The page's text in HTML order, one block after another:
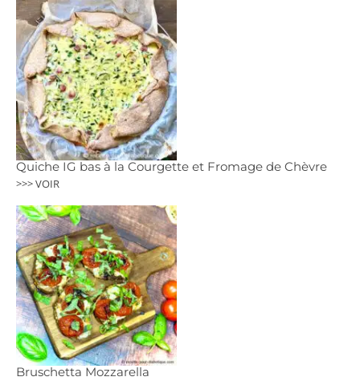
Quiche IG bas à la Courgette et Fromage de Chèvre
>>> VOIR
Bruschetta Mozzarella